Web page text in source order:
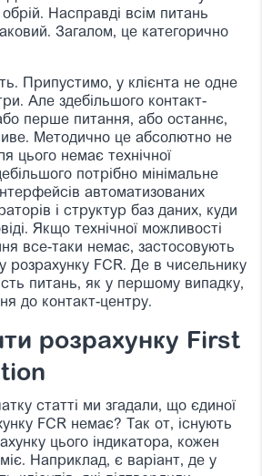
Насправді всім питань
Загалом, це категорично
Припустимо, у клієнта не одне
Але здебільшого контакт-
перше питання, або останнє,
Методично це абсолютно не
цього немає технічної
потрібно мінімальне
автоматизованих
і структур баз даних, куди
Якщо технічної можливості
все-таки немає, застосовують
розрахунку FCR. Де в чисельнику
питань, як у першому випадку,
до контакт-центру.
розрахунку First
статті ми згадали, що єдиної
FCR немає? Так от, існують
цього індикатора, кожен
Наприклад, є варіант, де у